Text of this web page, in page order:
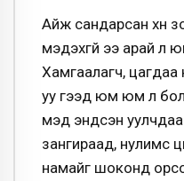
Айж сандарсан хүн
мэдэхгүй ээ арай л
Хамгаалагч, цагдаа
уу гээд юм юм л
мэд эндсэн
зангираад, нулимс
намайг шоконд